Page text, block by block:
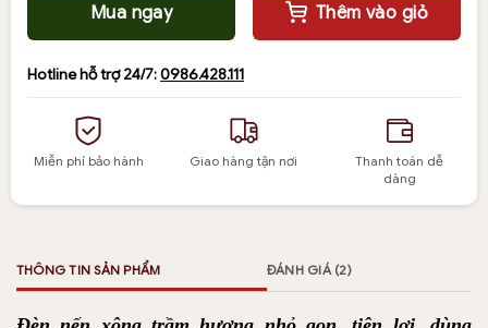
Thêm vào giỏ
Mua ngay
Hotline hỗ trợ 24/7:0986.428.111
Miễn phí bảo hành Giao hàng tận nơi
Thanh toán dễ
dàng
THÔNG TIN SẢN PHẨM ĐÁNH GIÁ (2)